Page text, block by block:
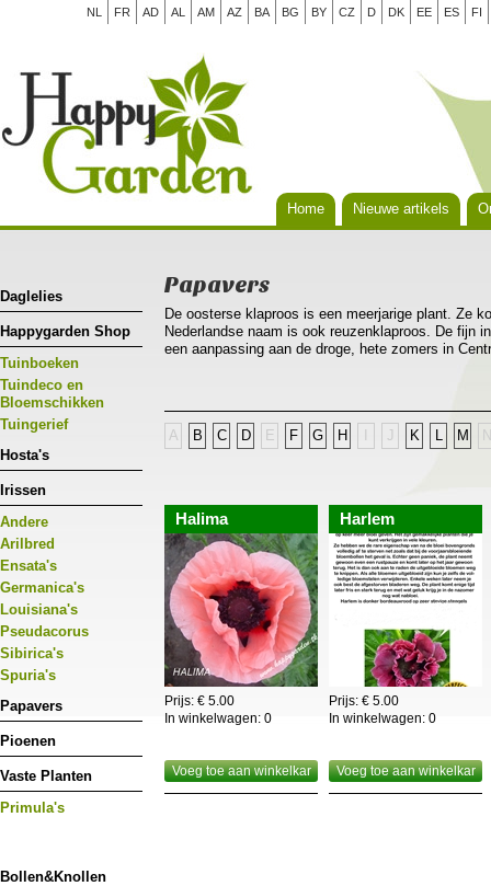
NL FR AD AL AM AZ BA BG BY CZ D DK EE ES FI
Home Nieuwe artikels
Daglelies
Happygarden Shop
Tuinboeken
Tuindeco en
Bloemschikken
Tuingerief
Hosta's
Irissen
Andere
Arilbred
Ensata's
Germanica's
Louisiana's
Pseudacorus
Sibirica's
Spuria's
Papavers
Pioenen
Vaste Planten
Primula's
Bollen&Knollen
Papavers
De oosterse klaproos is een meerjarige plant. Ze
Nederlandse naam is ook reuzenklaproos. De fijn
een aanpassing aan de droge, hete zomers in
A B C D E F G H J K L M N
Halima
Prijs: € 5.00
In winkelwagen: 0
Voeg toe aan winkelkar
Harlem
Prijs: € 5.00
In winkelwagen: 0
Voeg toe aan winkelkar